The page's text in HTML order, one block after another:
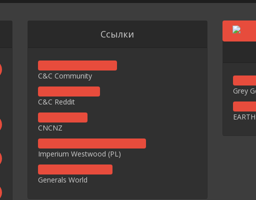
Ссылки
C&C Community
C&C Reddit
CNCNZ
Imperium Westwood (PL)
Generals World
Grey